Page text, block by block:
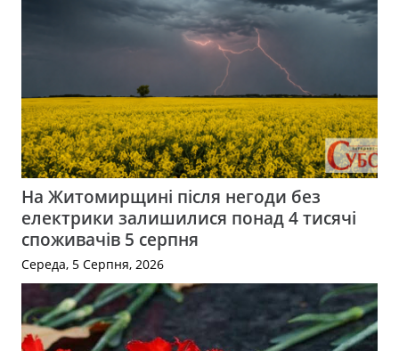
На Житомирщині після негоди без
електрики залишилися понад 4 тисячі
споживачів 5 серпня
Середа, 5 Серпня, 2026